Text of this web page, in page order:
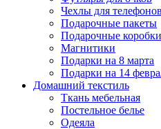
Чехлы для
Подарочные пакеты
Подарочные коробки
Магнитики
Подарки на 8 марта
Подарки на 14
Домашний текстиль
Ткань мебельная
Постельное белье
Одеяла